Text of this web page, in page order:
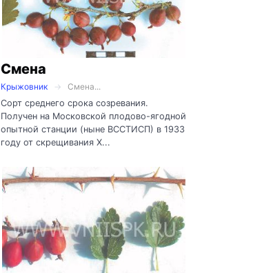
Смена
Крыжовник
Смена...
Сорт среднего срока созревания.
Получен на Московской плодово-ягодной
опытной станции (ныне ВССТИСП) в 1933
году от скрещивания Х...